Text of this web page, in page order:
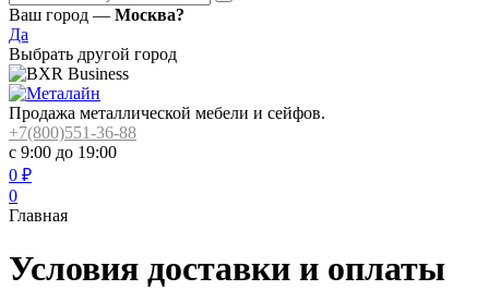
Ваш город — Москва?
Да
Выбрать другой город
Продажа металлической мебели и сейфов.
+7(800)551-36-88
с 9:00 до 19:00
0 ₽
0
Главная
Условия доставки и оплаты